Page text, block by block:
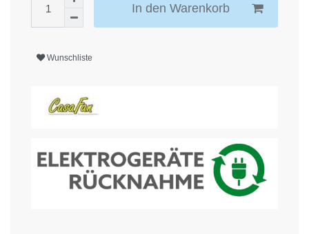
In den Warenkorb
Wunschliste